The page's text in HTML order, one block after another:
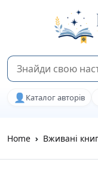
👤 Каталог авторів
Home Вживані